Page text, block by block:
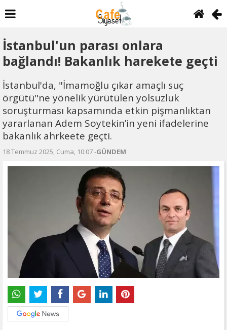
İstanbul'un parası onlara
bağlandı! Bakanlık harekete geçti
İstanbul'da, "İmamoğlu çıkar amaçlı suç
örgütü"ne yönelik yürütülen yolsuzluk
soruşturması kapsamında etkin pişmanlıktan
yararlanan Adem Soytekin’in yeni ifadelerine
bakanlık ahrkeete geçti.
18 Temmuz 2025, Cuma, 10:07 -GÜNDEM